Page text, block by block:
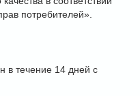
потребителей».
в течение 14 дней с